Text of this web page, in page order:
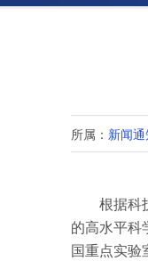
所属： 新闻通
根据科
的高水平科
国重点实验